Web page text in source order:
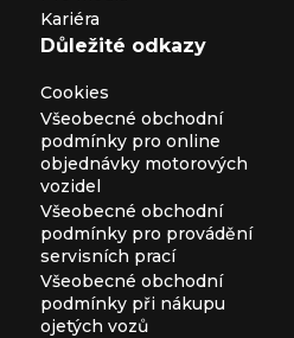
Kariéra
Důležité odkazy
Cookies
Všeobecné obchodní
podmínky pro online
objednávky motorových
vozidel
Všeobecné obchodní
podmínky pro provádění
servisních prací
Všeobecné obchodní
podmínky při nákupu
ojetých vozů